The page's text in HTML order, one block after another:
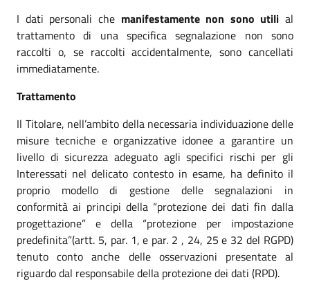
I dati personali che manifestamente non sono utili al
trattamento di una specifica segnalazione non sono
raccolti o, se raccolti accidentalmente, sono cancellati
immediatamente.
Trattamento
Il Titolare, nell’ambito della necessaria individuazione delle
misure tecniche e organizzative idonee a garantire un
livello di sicurezza adeguato agli specifici rischi per gli
Interessati nel delicato contesto in esame, ha definito il
proprio modello di gestione delle segnalazioni in
conformità ai principi della “protezione dei dati fin dalla
progettazione” e della “protezione per impostazione
predefinita”(artt. 5, par. 1, e par. 2 , 24, 25 e 32 del RGPD)
tenuto conto anche delle osservazioni presentate al
riguardo dal responsabile della protezione dei dati (RPD).